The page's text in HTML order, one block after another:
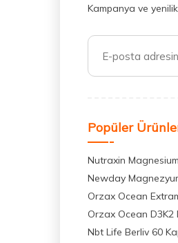
Kampanya ve
Popüler
Nutraxin
Newday
Orzax Ocean
Orzax Ocean D3K2
Nbt Life Berliv 60